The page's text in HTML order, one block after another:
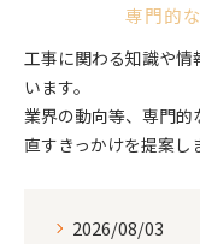
専門的
工事に関わる知識や
います。
業界の動向等、専門
直すきっかけを提案し
2026/08/03